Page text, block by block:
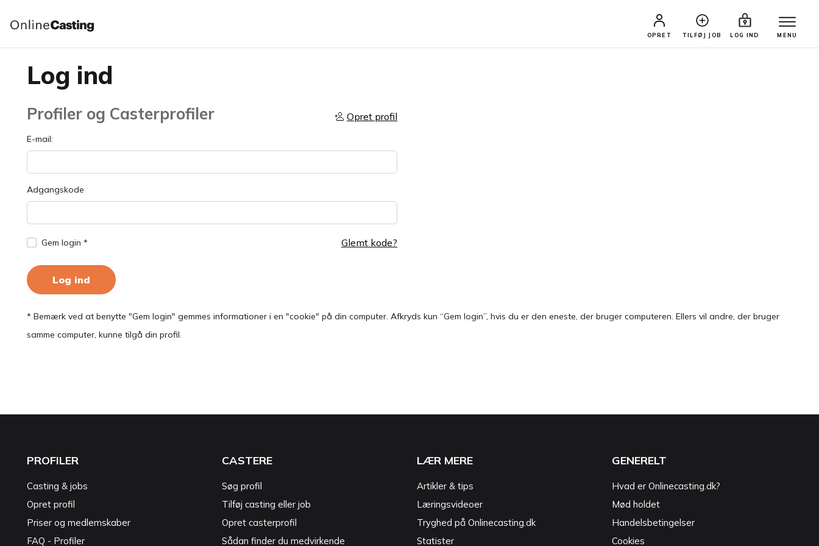
OPRET TILFØJ JOB LOG IND MENU
Log ind
Profiler og Casterprofiler Opret profil
E-mail:
Adgangskode
Gem login * Glemt kode?
Log ind
* Bemærk ved at benytte "Gem login" gemmes informationer i en "cookie" på din computer. Afkryds kun “Gem login”, hvis du er den eneste, der bruger computeren. Ellers vil andre, der bruger
samme computer, kunne tilgå din profil.
PROFILER
Casting & jobs
Opret profil
Priser og medlemskaber
FAQ - Profiler
CASTERE
Søg profil
Tilføj casting eller job
Opret casterprofil
Sådan finder du medvirkende
LÆR MERE
Artikler & tips
Læringsvideoer
Tryghed på Onlinecasting.dk
Statister
GENERELT
Hvad er Onlinecasting.dk?
Mød holdet
Handelsbetingelser
Cookies